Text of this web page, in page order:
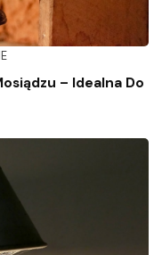
– Idealna Do